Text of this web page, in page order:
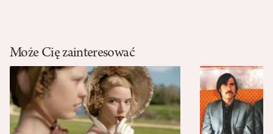
Może Cię zainteresować